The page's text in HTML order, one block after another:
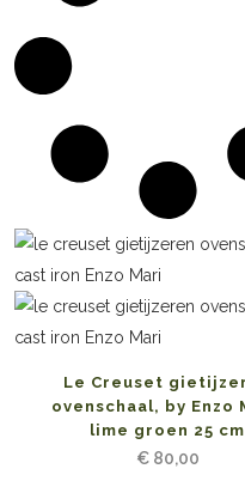
Le Creuset
ovenschaal, by Enzo
lime groen 25 cm
€80,00